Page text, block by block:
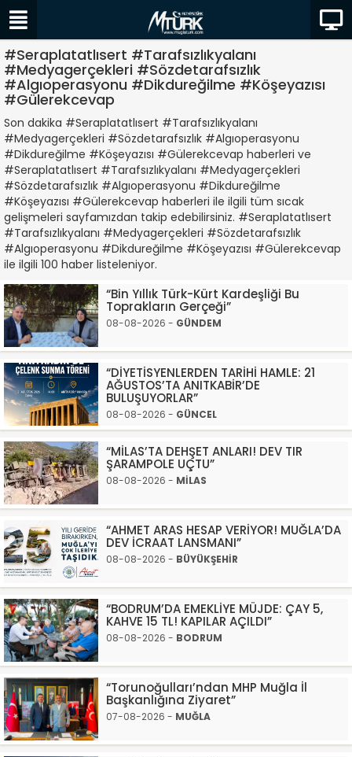
#Seraplatatlısert #Tarafsızlıkyalanı
#Medyagerçekleri #Sözdetarafsızlık
#Algıoperasyonu #Dikdureğilme #Köşeyazısı
#Gülerekcevap
Son dakika #Seraplatatlısert #Tarafsızlıkyalanı
#Medyagerçekleri #Sözdetarafsızlık #Algıoperasyonu
#Dikdureğilme #Köşeyazısı #Gülerekcevap haberleri ve
#Seraplatatlısert #Tarafsızlıkyalanı #Medyagerçekleri
#Sözdetarafsızlık #Algıoperasyonu #Dikdureğilme
#Köşeyazısı #Gülerekcevap haberleri ile ilgili tüm sıcak
gelişmeleri sayfamızdan takip edebilirsiniz. #Seraplatatlısert
#Tarafsızlıkyalanı #Medyagerçekleri #Sözdetarafsızlık
#Algıoperasyonu #Dikdureğilme #Köşeyazısı #Gülerekcevap
ile ilgili 100 haber listeleniyor.
“Bin Yıllık Türk-Kürt Kardeşliği Bu
Toprakların Gerçeği”
08-08-2026 - GÜNDEM
“DİYETİSYENLERDEN TARİHİ HAMLE: 21
AĞUSTOS’TA ANITKABİR’DE
BULUŞUYORLAR”
08-08-2026 - GÜNCEL
“MİLAS’TA DEHŞET ANLARI! DEV TIR
ŞARAMPOLE UÇTU”
08-08-2026 - MİLAS
“AHMET ARAS HESAP VERİYOR! MUĞLA’DA
DEV İCRAAT LANSMANI”
08-08-2026 - BÜYÜKŞEHİR
“BODRUM’DA EMEKLİYE MÜJDE: ÇAY 5,
KAHVE 15 TL! KAPILAR AÇILDI”
08-08-2026 - BODRUM
“Torunoğulları’ndan MHP Muğla İl
Başkanlığına Ziyaret”
07-08-2026 - MUĞLA